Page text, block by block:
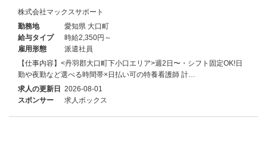
株式会社マックスサポート
勤務地
愛知県 大口町
給与タイプ
時給2,350円～
雇用形態
派遣社員
【仕事内容】<丹羽郡大口町下小口エリア>週2日〜・シフト固定OK!日
勤や夜勤など選べる時間帯×日払い可の特養看護師 計…
求人の更新日
2026-08-01
スポンサー
求人ボックス